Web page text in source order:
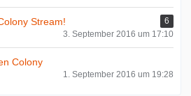
Stream!
6
3. September 2016 um 17:10
Colony
1. September 2016 um 19:28